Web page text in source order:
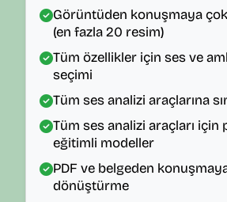
Görüntüden konuşmaya
(en fazla 20 resim)
Tüm özellikler için ses ve
seçimi
Tüm ses analizi araçlarına
Tüm ses analizi araçları için
eğitimli modeller
PDF ve belgeden
dönüştürme